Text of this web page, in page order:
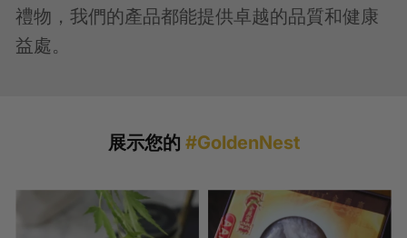
禮物，我們的產品都能提供卓越的品質和健康
益處。
展示您的 #GoldenNest